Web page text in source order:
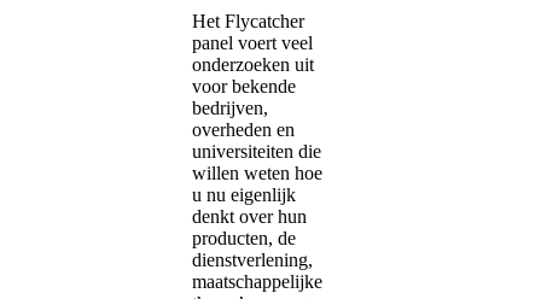
Het Flycatcher
panel voert veel
onderzoeken uit
voor bekende
bedrijven,
overheden en
universiteiten die
willen weten hoe
u nu eigenlijk
denkt over hun
producten, de
dienstverlening,
maatschappelijke